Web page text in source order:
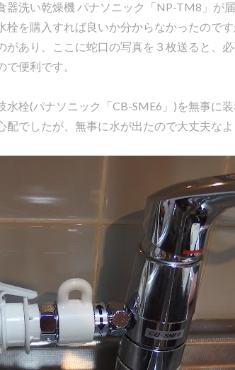
洗い乾燥機 パナソニック「NP-TM8」が
を購入すれば良いか分からなかったので
があり、ここに蛇口の写真を３枚送ると、
便利です。
栓(パナソニック「CB-SME6」)を無事に装
でしたが、無事に水が出たので大丈夫なよ